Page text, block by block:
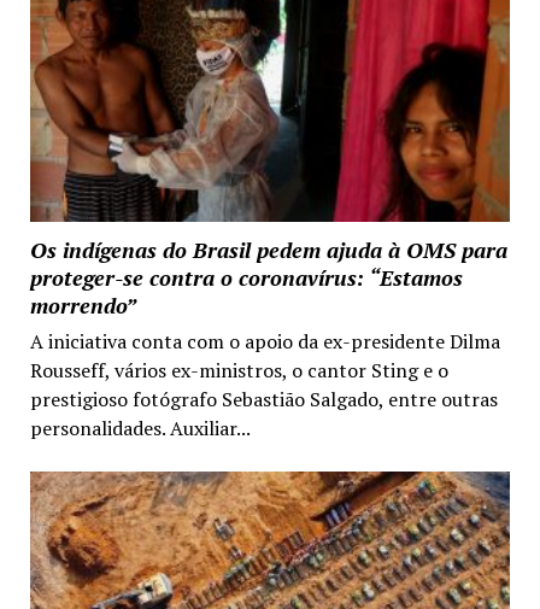
Os indígenas do Brasil pedem ajuda à OMS para
proteger-se contra o coronavírus: “Estamos
morrendo”
A iniciativa conta com o apoio da ex-presidente Dilma
Rousseff, vários ex-ministros, o cantor Sting e o
prestigioso fotógrafo Sebastião Salgado, entre outras
personalidades. Auxiliar...